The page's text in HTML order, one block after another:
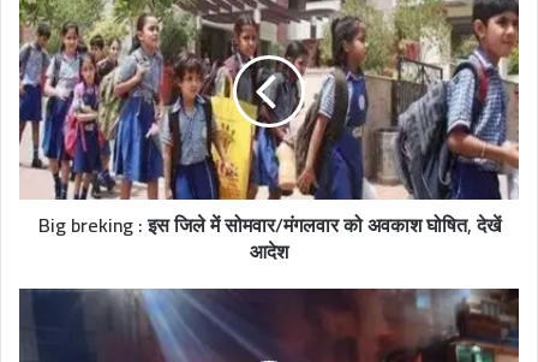
i
t
e
Big breking : इस जिले में सोमवार/मंगलवार को अवकाश घोषित, देखें
आदेश